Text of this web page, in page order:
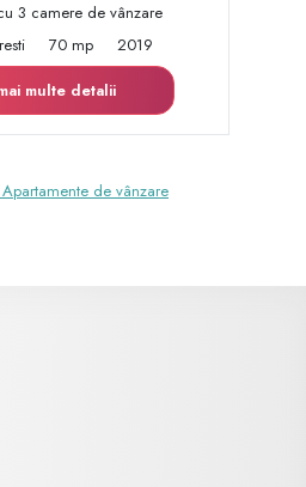
3 camere de vânzare
70 mp
2019
multe detalii
de vânzare